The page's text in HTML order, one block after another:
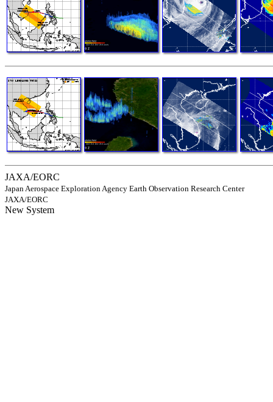
JAXA/EORC
Japan Aerospace Exploration Agency Earth Observation Research Center
JAXA/EORC
New System